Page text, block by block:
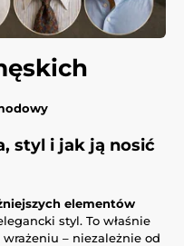
styl i jak ją nosić
elementów
styl. To właśnie
– niezależnie od